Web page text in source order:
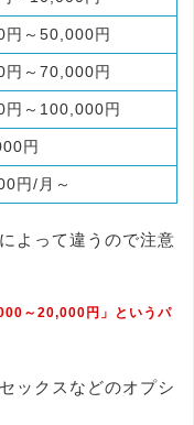
円～50,000円
円～70,000円
円～100,000円
円
円/月～
よって違うので注意
～20,000円」というパ
ックスなどのオプシ